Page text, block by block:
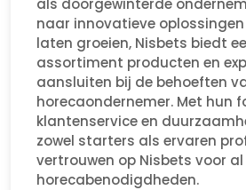
als doorgewinterde
naar innovatieve
laten groeien, Nisbets biedt
assortiment producten en
aansluiten bij de behoeften
horecaondernemer. Met hun
klantenservice en
zowel starters als ervaren
vertrouwen op Nisbets voor al
horecabenodigdheden.